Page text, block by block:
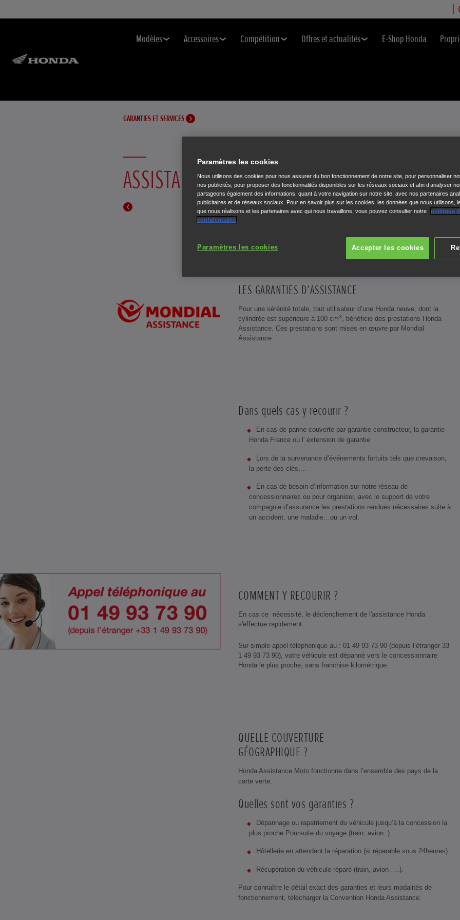
Modèles Accessoires Compétition Offres et actualités E-Shop Honda
GARANTIES ET SERVICES
ASSISTANCE 7J/7 24H/24
LES GARANTIES D’ASSISTANCE
Pour une sérénité totale, tout utilisateur d’une Honda neuve, dont la
cylindrée est supérieure à 100 cm3, bénéficie des prestations Honda
Assistance. Ces prestations sont mises en œuvre par Mondial
Assistance.
Dans quels cas y recourir ?
En cas de panne couverte par garantie constructeur, la garantie
Honda France ou l' extension de garantie
Lors de la survenance d’événements fortuits tels que crevaison,
la perte des clés,...
En cas de besoin d’information sur notre réseau de
concessionnaires ou pour organiser, avec le support de votre
compagnie d’assurance les prestations rendues nécessaires suite à
un accident, une maladie…ou un vol.
COMMENT Y RECOURIR ?
En cas ce nécessité, le déclenchement de l'assistance Honda
s'effectue rapidement.
Sur simple appel téléphonique au : 01 49 93 73 90 (depuis l’étranger 33
1 49 93 73 90), votre véhicule est dépanné vers le concessionnaire
Honda le plus proche, sans franchise kilométrique.
QUELLE COUVERTURE
GÉOGRAPHIQUE ?
Honda Assistance Moto fonctionne dans l’ensemble des pays de la
carte verte.
Quelles sont vos garanties ?
Dépannage ou rapatriement du véhicule jusqu’à la concession la
plus proche Poursuite du voyage (train, avion..)
Hôtellerie en attendant la réparation (si réparable sous 24heures)
Récupération du véhicule réparé (train, avion ….).
Pour connaître le détail exact des garanties et leurs modalités de
fonctionnement, télécharger la Convention Honda Assistance.
Paramètres les cookies
Nous utilisons des cookies pour nous assurer du bon fonctionnement de notre site, pour personnaliser
nos publicités, pour proposer des fonctionnalités disponibles sur les réseaux sociaux et afin d’analyser
partageons également des informations, quant à votre navigation sur notre site, avec nos partenaires
publicitaires et de réseaux sociaux. Pour en savoir plus sur les cookies, les données que nous utilisons,
que nous réalisons et les partenaires avec qui nous travaillons, vous pouvez consulter notre
politique
confidentialité
Accepter les cookies
Paramètres les cookies